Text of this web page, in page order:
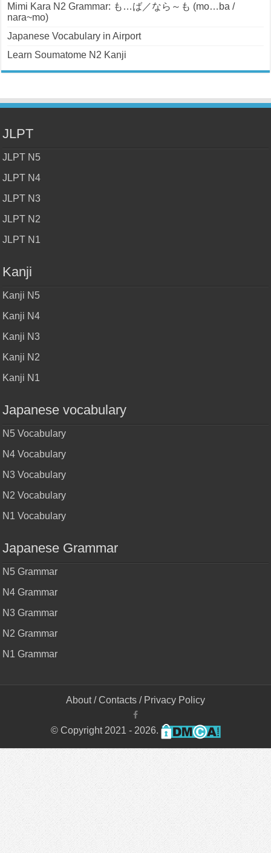
Mimi Kara N2 Grammar: も…ば／なら～も (mo…ba /
nara~mo)
Japanese Vocabulary in Airport
Learn Soumatome N2 Kanji
JLPT
JLPT N5
JLPT N4
JLPT N3
JLPT N2
JLPT N1
Kanji
Kanji N5
Kanji N4
Kanji N3
Kanji N2
Kanji N1
Japanese vocabulary
N5 Vocabulary
N4 Vocabulary
N3 Vocabulary
N2 Vocabulary
N1 Vocabulary
Japanese Grammar
N5 Grammar
N4 Grammar
N3 Grammar
N2 Grammar
N1 Grammar
About/Contacts / Privacy Policy
© Copyright 2021 - 2026.